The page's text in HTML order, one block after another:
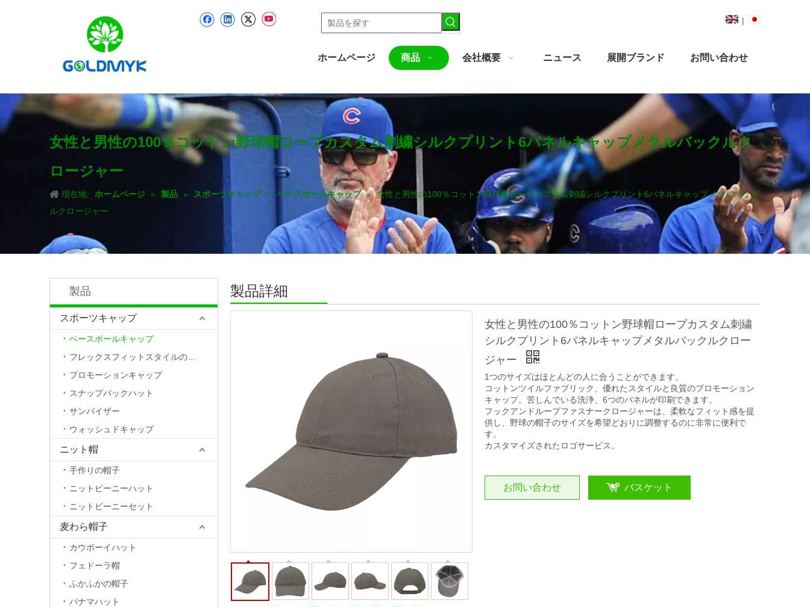
|
ホームページ 商品 会社概要 ニュース 展開ブランド お問い合わせ
女性と男性の100％コットン野球帽ロープカスタム刺繍シルクプリント6パネルキャップメタルバックルク
ロージャー
現在地: ホームページ » 製品 » スポーツキャップ » ベースボールキャップ » 女性と男性の100％コットン野球帽ロープカスタム刺繍シルクプリント6パネルキャップメタルバック
ルクロージャー
製品
スポーツキャップ
ベースボールキャップ
プロモーションキャップ
スナップバックハット
サンバイザー
ウォッシュドキャップ
ニット帽
手作りの帽子
ニットビーニーハット
ニットビーニーセット
麦わら帽子
カウボーイハット
フェドーラ帽
ふかふかの帽子
パナマハット
製品詳細
女性と男性の100％コットン野球帽ロープカスタム刺繍
シルクプリント6パネルキャップメタルバックルクロー
ジャー
1つのサイズはほとんどの人に合うことができます。
コットンツイルファブリック、優れたスタイルと良質のプロモーション
キャップ。苦しんでいる洗浄、6つのパネルが印刷できます。
フックアンドループファスナークロージャーは、柔軟なフィット感を提
供し、野球の帽子のサイズを希望どおりに調整するのに非常に便利で
す。
カスタマイズされたロゴサービス。
お問い合わせ バスケット